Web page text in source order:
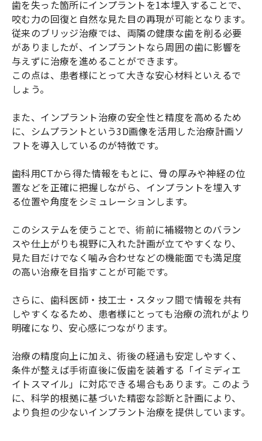
歯を失った箇所にインプラントを1本埋入することで、
咬む力の回復と自然な見た目の再現が可能となります。
従来のブリッジ治療では、両隣の健康な歯を削る必要
がありましたが、インプラントなら周囲の歯に影響を
与えずに治療を進めることができます。
この点は、患者様にとって大きな安心材料といえるで
しょう。
また、インプラント治療の安全性と精度を高めるため
に、シムプラントという3D画像を活用した治療計画ソ
フトを導入しているのが特徴です。
歯科用CTから得た情報をもとに、骨の厚みや神経の位
置などを正確に把握しながら、インプラントを埋入す
る位置や角度をシミュレーションします。
このシステムを使うことで、術前に補綴物とのバラン
スや仕上がりも視野に入れた計画が立てやすくなり、
見た目だけでなく噛み合わせなどの機能面でも満足度
の高い治療を目指すことが可能です。
さらに、歯科医師・技工士・スタッフ間で情報を共有
しやすくなるため、患者様にとっても治療の流れがより
明確になり、安心感につながります。
治療の精度向上に加え、術後の経過も安定しやすく、
条件が整えば手術直後に仮歯を装着する「イミディエ
イトスマイル」に対応できる場合もあります。このよう
に、科学的根拠に基づいた精密な診断と計画により、
より負担の少ないインプラント治療を提供しています。